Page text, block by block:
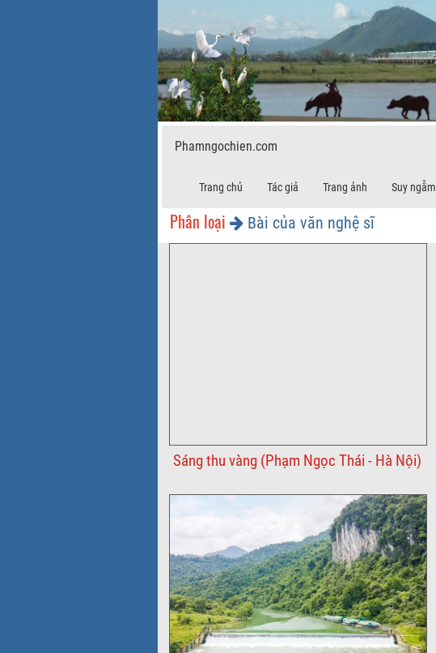
Phamngochien.com
Trang chủ Tác giả Trang ảnh Suy ngẫm
Phân loại Bài của văn nghệ sĩ
Sáng thu vàng (Phạm Ngọc Thái - Hà Nội)